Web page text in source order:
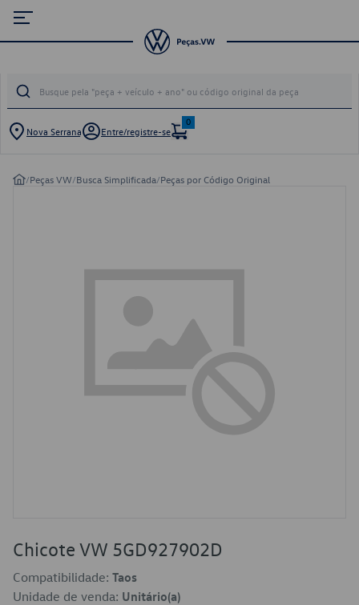
Nova Serrana Entre/registre-se
0
/Peças VW/Busca Simplificada/Peças por Código Original
Chicote VW 5GD927902D
Compatibilidade: Taos
Unidade de venda: Unitário(a)